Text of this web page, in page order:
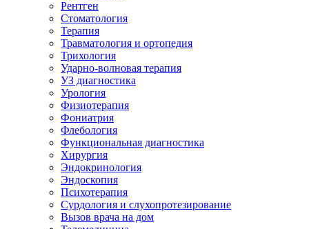
Рентген
Стоматология
Терапия
Травматология и ортопедия
Трихология
Ударно-волновая терапия
УЗ диагностика
Урология
Физиотерапия
Фониатрия
Флебология
Функциональная диагностика
Хирургия
Эндокринология
Эндоскопия
Психотерапия
Сурдология и слухопротезирование
Вызов врача на дом